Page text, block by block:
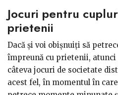
Jocuri pentru
prietenii
Dacă și voi obișnuiți să
împreună cu prietenii,
câteva jocuri de societate
acest fel, în momentul în